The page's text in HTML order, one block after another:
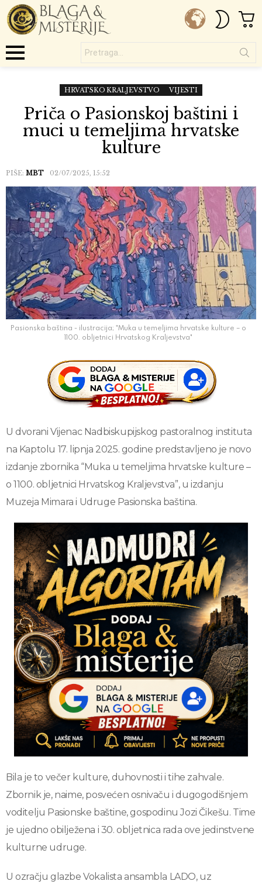
SKIN
HRVATSKO KRALJEVSTVO VIJESTI
Priča o Pasionskoj baštini i
muci u temeljima hrvatske
kulture
PIŠE: MBT 02/07/2025, 15:52
Pasionska baština - ilustracija; "Muka u temeljima hrvatske kulture – o
1100. obljetnici Hrvatskog Kraljevstva"
U dvorani Vijenac Nadbiskupijskog pastoralnog instituta
na Kaptolu 17. lipnja 2025. godine predstavljeno je novo
izdanje zbornika “Muka u temeljima hrvatske kulture –
o 1100. obljetnici Hrvatskog Kraljevstva”, u izdanju
Muzeja Mimara i Udruge Pasionska baština.
Bila je to večer kulture, duhovnosti i tihe zahvale.
Zbornik je, naime, posvećen osnivaču i dugogodišnjem
voditelju Pasionske baštine, gospodinu Jozi Čikešu. Time
je ujedno obilježena i 30. obljetnica rada ove jedinstvene
kulturne udruge.
U ozračju glazbe Vokalista ansambla LADO, uz